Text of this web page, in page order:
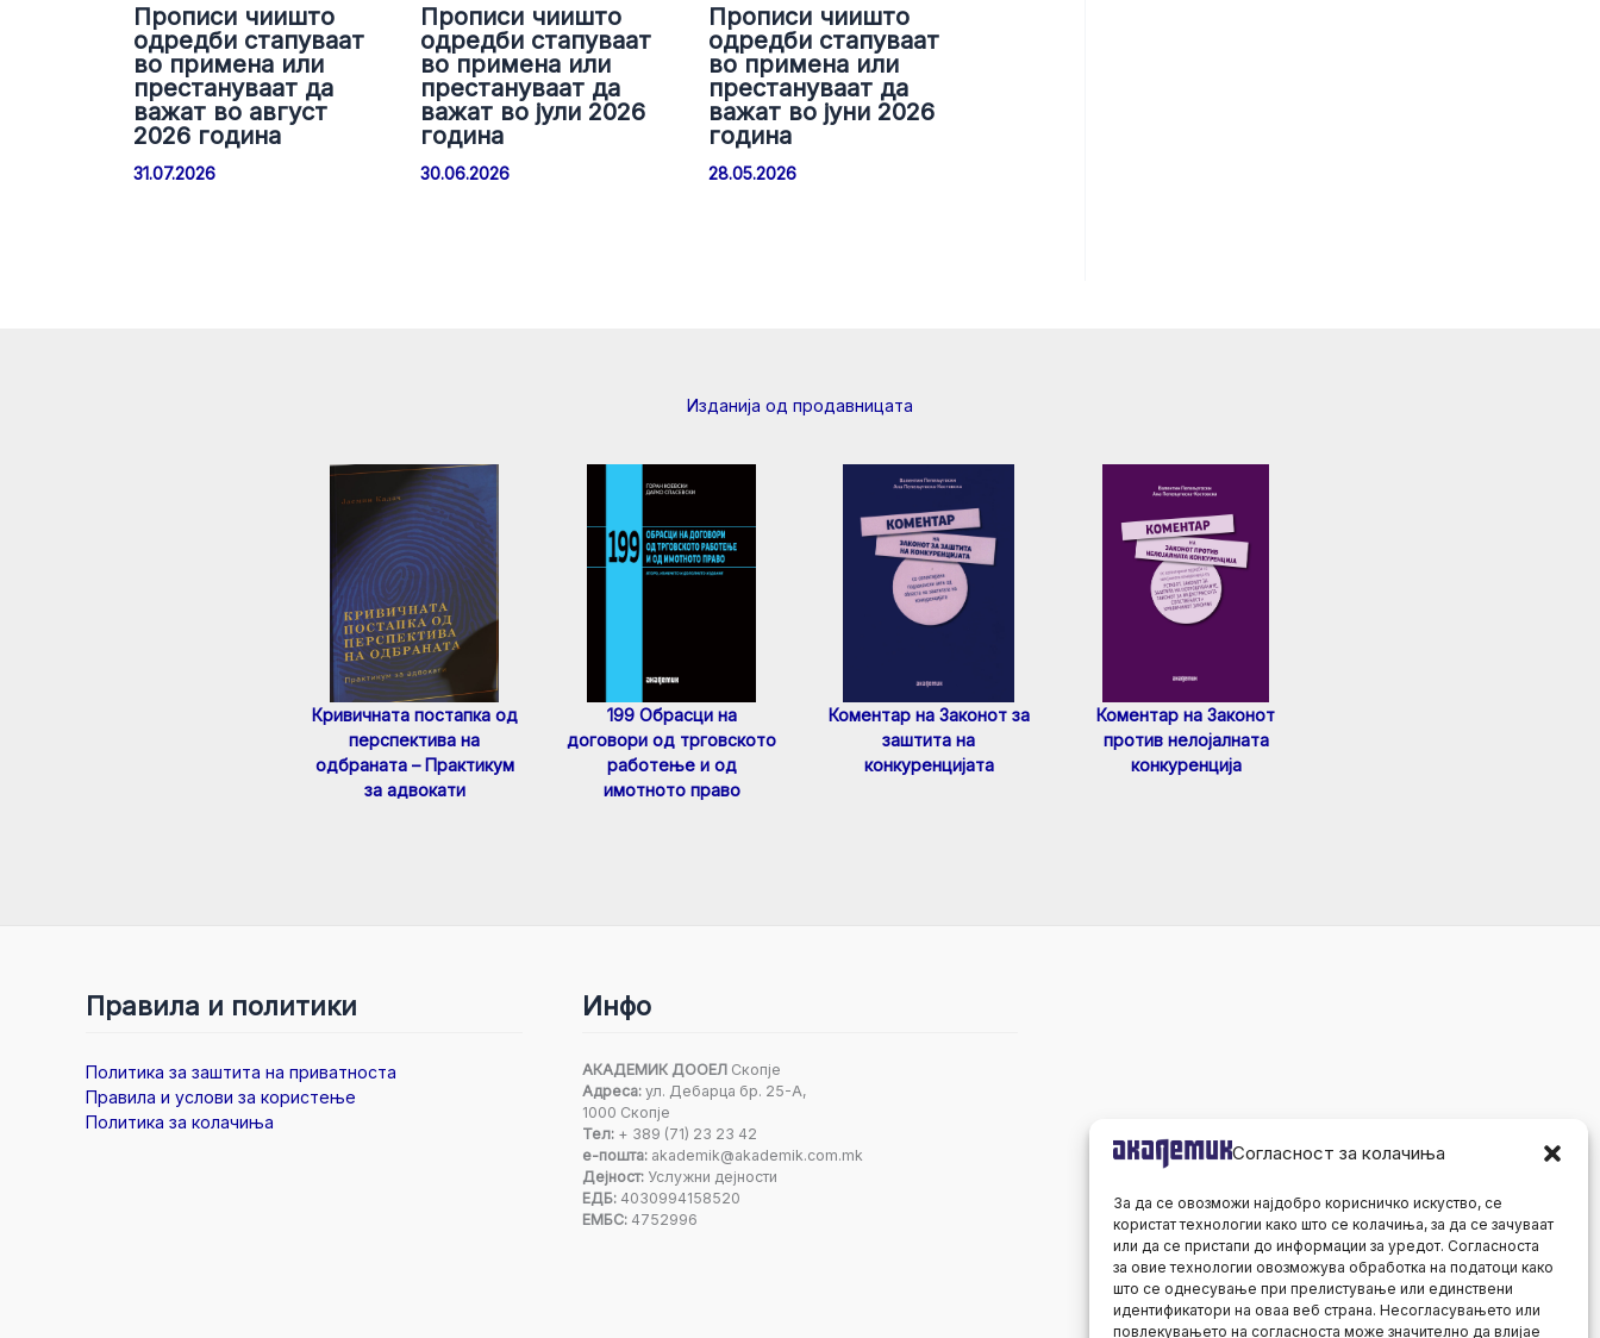
Согласност за колачиња
За да се овозможи најдобро корисничко искуство, се
користат технологии како што се колачиња, за да се зачуваат
или да се пристапи до информации за уредот. Согласноста
за овие технологии овозможува обработка на податоци како
што се однесување при прелистување или единствени
идентификатори на оваа веб страна. Несогласувањето или
повлекувањето на согласноста може значително да влијае
Прописи чиишто
одредби стапуваат
во примена или
престануваат да
важат во август
2026 година
31.07.2026
Прописи чиишто
одредби стапуваат
во примена или
престануваат да
важат во јули 2026
година
30.06.2026
Прописи чиишто
одредби стапуваат
во примена или
престануваат да
важат во јуни 2026
година
28.05.2026
Изданија од продавницата
Кривичната постапка од
перспектива на
одбраната – Практикум
за адвокати
199 Обрасци на
договори од трговското
работење и од
имотното право
Коментар на Законот за
заштита на
конкуренцијата
Коментар на Законот
против нелојалната
конкуренција
Правила и политики
Политика за заштита на приватноста
Правила и услови за користење
Политика за колачиња
Инфо
АКАДЕМИК ДООЕЛСкопје
Адреса:ул. Дебарца бр. 25-А,
1000 Скопје
Тел:+ 389 (71) 23 23 42
е-пошта:akademik@akademik.com.mk
Дејност:Услужни дејности
ЕДБ:4030994158520
ЕМБС:4752996